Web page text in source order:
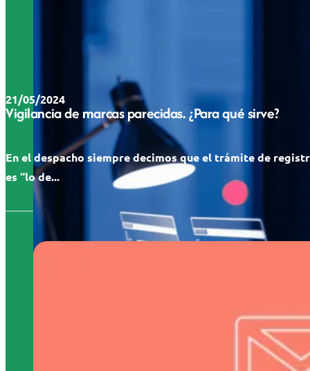
21/05/2024
Vigilancia de marcas parecidas. ¿Para qué sirve?
En el despacho siempre decimos que el trámite de
es “lo de...